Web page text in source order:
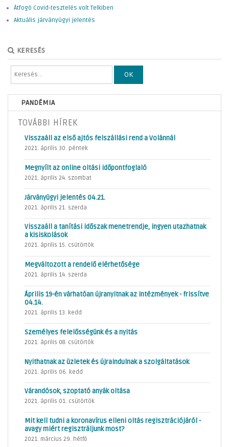
Átfogó Covid-tesztelés volt Telkiben
Aktuális járványügyi jelentés
KERESÉS
OK
PANDÉMIA
TOVÁBBI HÍREK
Visszaáll az első ajtós felszállási rend a Volánnál
2021. április 30. péntek
Megnyílt az online oltási időpontfoglaló
2021. április 24. szombat
Járványügyi jelentés 04.21.
2021. április 21. szerda
Visszaáll a tanítási időszak menetrendje, ingyen utazhatnak
a kisiskolások
2021. április 15. csütörtök
Megváltozott a rendelő elérhetősége
2021. április 14. szerda
Április 19-én várhatóan újranyitnak az intézmények - frissítve
04.14.
2021. április 13. kedd
Személyes felelősségünk és a nyitás
2021. április 08. csütörtök
Nyithatnak az üzletek és újraindulnak a szolgáltatások
2021. április 06. kedd
Várandósok, szoptató anyák oltása
2021. április 01. csütörtök
Mit kell tudni a koronavírus elleni oltás regisztrációjáról -
avagy miért regisztráljunk most?
2021. március 29. hétfő